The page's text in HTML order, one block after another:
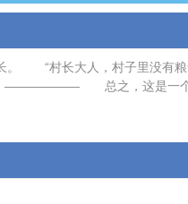
长。 “村长大人，村子里
总之，这是一个新